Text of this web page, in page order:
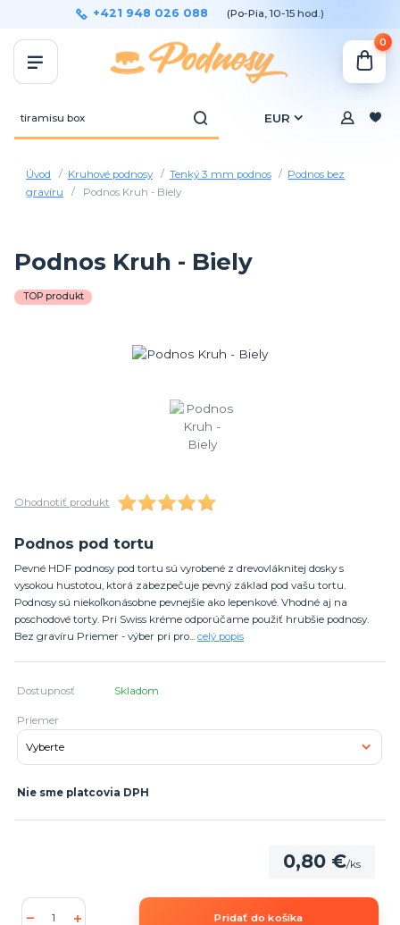
EUR
+421 948 026 088 (Po-Pia, 10-15 hod.)
0
Úvod Kruhové podnosy Tenký 3 mm podnos
Podnos bez
gravíru
Podnos Kruh - Biely
Podnos Kruh - Biely
TOP produkt
Ohodnotiť produkt
Podnos pod tortu
Pevné HDF podnosy pod tortu sú vyrobené z drevovláknitej dosky s
vysokou hustotou, ktorá zabezpečuje pevný základ pod vašu tortu.
Podnosy sú niekoľkonásobne pevnejšie ako lepenkové. Vhodné aj na
poschodové torty. Pri Swiss kréme odporúčame použiť hrubšie podnosy.
Bez gravíru Priemer - výber pri pro... celý popis
Dostupnosť Skladom
Priemer
Nie sme platcovia DPH
0,80 €/ks
Pridať do košíka